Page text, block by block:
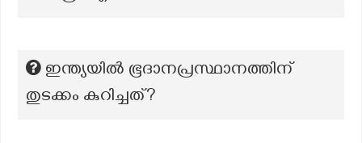
ഇന്ത്യയിൽ ഭൂദാനപ്രസ്ഥാനത്തിന്
തുടക്കം കുറിച്ചത്?